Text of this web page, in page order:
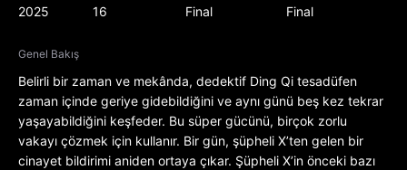
2025 16 Final Final
Genel Bakış
Belirli bir zaman ve mekânda, dedektif Ding Qi tesadüfen
zaman içinde geriye gidebildiğini ve aynı günü beş kez tekrar
yaşayabildiğini keşfeder. Bu süper gücünü, birçok zorlu
vakayı çözmek için kullanır. Bir gün, şüpheli X’ten gelen bir
cinayet bildirimi aniden ortaya çıkar. Şüpheli X’in önceki bazı